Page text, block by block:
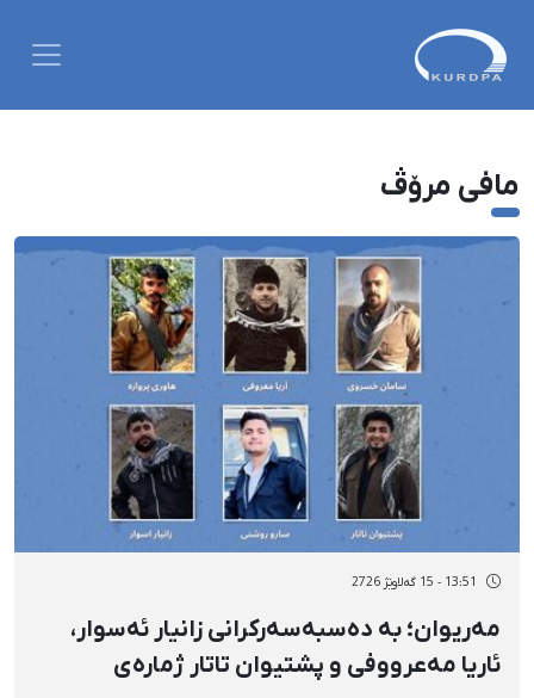
مافی مرۆڤ
13:51 - 15 گەلاوێژ 2726
مەریوان؛ بە دەسبەسەرکرانی زانیار ئەسوار،
ئاریا مەعرووفی و پشتیوان تاتار ژمارەی